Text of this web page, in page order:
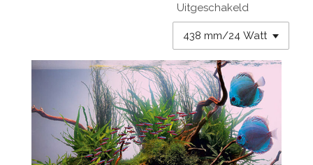
Uitgeschakeld